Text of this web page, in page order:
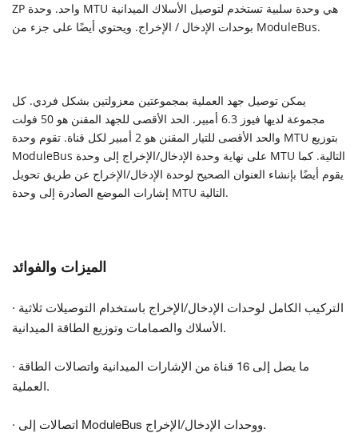
ZP واحد. وحدة MTU هي وحدة سلبية تستخدم لتوصيل الأسلاك الميدانية
بوحدات الإدخال / الإخراج. ويحتوي أيضًا على جزء من ModuleBus.
يمكن توصيل جهد العملية بمجموعتين معزولتين بشكل فردي. كل
مجموعة لديها فيوز 6.3 أمبير. الحد الأقصى للجهد المقنن هو 50 فولت
والحد الأقصى للتيار المقنن هو 2 أمبير لكل قناة. تقوم وحدة MTU بتوزيع
ModuleBus على نهاية وحدة الإدخال/الإخراج إلى وحدة MTU التالية. كما
يقوم أيضًا بإنشاء العنوان الصحيح لوحدة الإدخال/الإخراج عن طريق تحويل
إشارات الموضع الصادرة إلى وحدة MTU التالية.
الميزات والفوائد
· التركيب الكامل لوحدات الإدخال/الإخراج باستخدام التوصيلات ثلاثية
الأسلاك والصمامات وتوزيع الطاقة الميدانية.
· ما يصل إلى 16 قناة من الإشارات الميدانية واتصالات الطاقة
العملية.
· اتصالات إلى ModuleBus ووحدات الإدخال/الإخراج.